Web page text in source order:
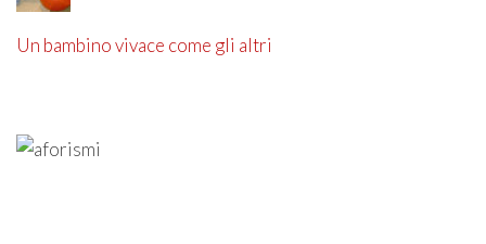
Un bambino vivace come gli altri